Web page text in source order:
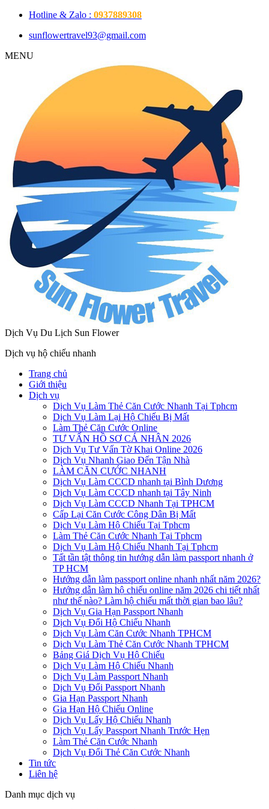
Hotline & Zalo : 0937889308
sunflowertravel93@gmail.com
MENU
Dịch Vụ Du Lịch Sun Flower
Dịch vụ hộ chiếu nhanh
Trang chủ
Giới thiệu
Dịch vụ
Dịch Vụ Làm Thẻ Căn Cước Nhanh Tại Tphcm
Dịch Vụ Làm Lại Hộ Chiếu Bị Mất
Làm Thẻ Căn Cước Online
TƯ VẤN HỒ SƠ CÁ NHÂN 2026
Dịch Vụ Tư Vấn Tờ Khai Online 2026
Dịch Vụ Nhanh Giao Đến Tận Nhà
LÀM CĂN CƯỚC NHANH
Dịch Vụ Làm CCCD nhanh tại Bình Dương
Dịch Vụ Làm CCCD nhanh tại Tây Ninh
Dịch Vụ Làm CCCD Nhanh Tại TPHCM
Cấp Lại Căn Cước Công Dân Bị Mất
Dịch Vụ Làm Hộ Chiếu Tại Tphcm
Làm Thẻ Căn Cước Nhanh Tại Tphcm
Dịch Vụ Làm Hộ Chiếu Nhanh Tại Tphcm
Tất tần tật thông tin hướng dẫn làm passport nhanh ở
TP HCM
Hướng dẫn làm passport online nhanh nhất năm 2026?
Hướng dẫn làm hộ chiếu online năm 2026 chi tiết nhất
như thế nào? Làm hộ chiếu mất thời gian bao lâu?
Dịch Vụ Gia Hạn Passport Nhanh
Dịch Vụ Đổi Hộ Chiếu Nhanh
Dịch Vụ Làm Căn Cước Nhanh TPHCM
Dịch Vụ Làm Thẻ Căn Cước Nhanh TPHCM
Bảng Giá Dịch Vụ Hộ Chiếu
Dịch Vụ Làm Hộ Chiếu Nhanh
Dịch Vụ Làm Passport Nhanh
Dịch Vụ Đổi Passport Nhanh
Gia Hạn Passport Nhanh
Gia Hạn Hộ Chiếu Online
Dịch Vụ Lấy Hộ Chiếu Nhanh
Dịch Vụ Lấy Passport Nhanh Trước Hẹn
Làm Thẻ Căn Cước Nhanh
Dịch Vụ Đổi Thẻ Căn Cước Nhanh
Tin tức
Liên hệ
Danh mục dịch vụ